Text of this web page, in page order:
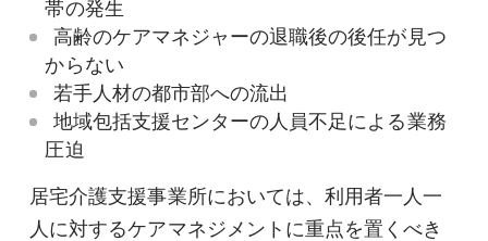
帯の発生
高齢のケアマネジャーの退職後の後任が見つ
からない
若手人材の都市部への流出
地域包括支援センターの人員不足による業務
圧迫
居宅介護支援事業所においては、利用者一人一
人に対するケアマネジメントに重点を置くべき